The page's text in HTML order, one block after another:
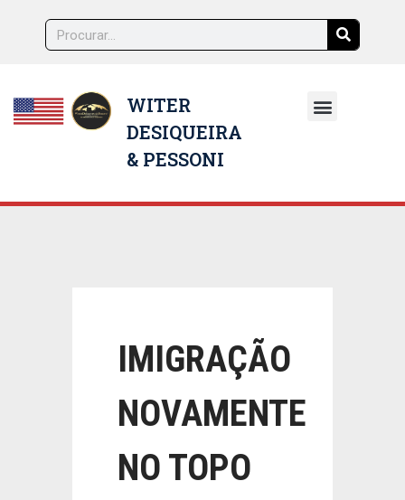
WITER
DESIQUEIRA
& PESSONI
IMIGRAÇÃO
NOVAMENTE
NO TOPO